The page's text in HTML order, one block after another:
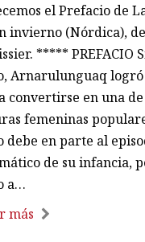
el Prefacio de
invierno (Nórdica),
***** PREFACIO
Arnarulunguaq
convertirse en una de
femeninas
debe en parte al
de su infancia,
a…
más